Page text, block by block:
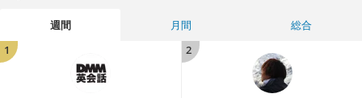
週間 月間
総合
1
2